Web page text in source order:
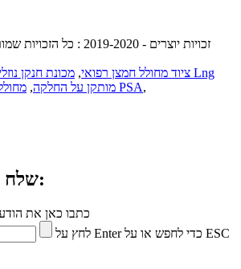
© זכויות יוצרים - 2019-2020 : כל הזכויות שמורות.
ציוד מחולל חמצן רפואי, מכונת חנקן
מותקן על החלקה, מפעל חמצן PSA,
שלח לנו את הודעתך:
כתבו כאן את
לחץ על Enter כדי לחפש או על ESC